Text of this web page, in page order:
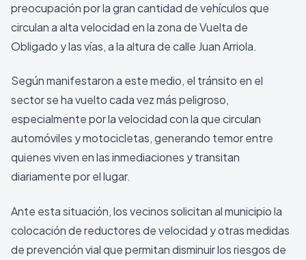
preocupación por la gran cantidad de vehículos que
circulan a alta velocidad en la zona de Vuelta de
Obligado y las vías, a la altura de calle Juan Arriola.
Según manifestaron a este medio, el tránsito en el
sector se ha vuelto cada vez más peligroso,
especialmente por la velocidad con la que circulan
automóviles y motocicletas, generando temor entre
quienes viven en las inmediaciones y transitan
diariamente por el lugar.
Ante esta situación, los vecinos solicitan al municipio la
colocación de reductores de velocidad y otras medidas
de prevención vial que permitan disminuir los riesgos de